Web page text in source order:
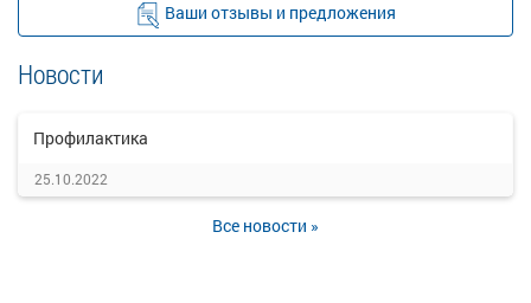
Ваши отзывы и предложения
Новости
Профилактика
25.10.2022
Все новости »